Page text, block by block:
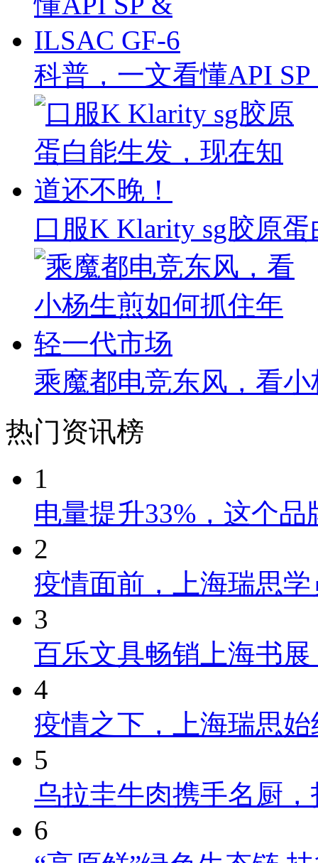
科普，一文看懂API
口服K Klarity sg胶原
乘魔都电竞东风，看
热门资讯榜
1
电量提升33%，这个
2
疫情面前，上海瑞思
3
百乐文具畅销上海书
4
疫情之下，上海瑞思
5
乌拉圭牛肉携手名厨
6